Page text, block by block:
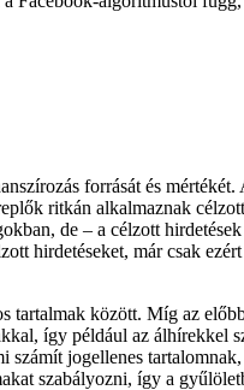
forrását és
ritkán alkalmaznak
de – a célzott
hirdetéseket, már csak ezért
tartalmak között. Míg az
így például az álhírekkel
számít jogellenes
szabályozni, így a